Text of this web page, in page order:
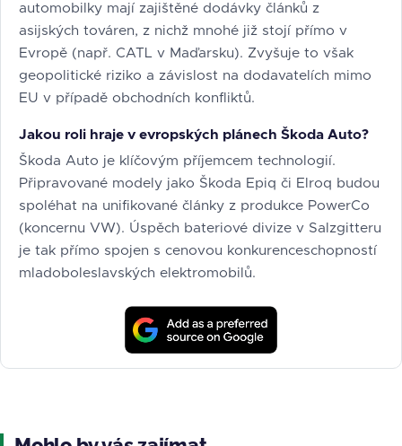
automobilky mají zajištěné dodávky článků z
asijských továren, z nichž mnohé již stojí přímo v
Evropě (např. CATL v Maďarsku). Zvyšuje to však
geopolitické riziko a závislost na dodavatelích mimo
EU v případě obchodních konfliktů.
Jakou roli hraje v evropských plánech Škoda Auto?
Škoda Auto je klíčovým příjemcem technologií.
Připravované modely jako Škoda Epiq či Elroq budou
spoléhat na unifikované články z produkce PowerCo
(koncernu VW). Úspěch bateriové divize v Salzgitteru
je tak přímo spojen s cenovou konkurenceschopností
mladoboleslavských elektromobilů.